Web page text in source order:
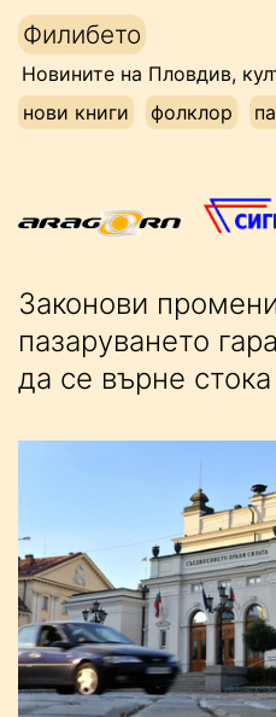
Напред
към
съдържанието
Филибето
Новините на Пловдив,
нови книги
фолклор
Законови
пазаруването
да се върне